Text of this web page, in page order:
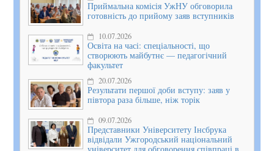
Приймальна комісія УжНУ обговорила
готовність до прийому заяв вступників
10.07.2026
Освіта на часі: спеціальності, що
створюють майбутнє — педагогічний
факультет
20.07.2026
Результати першої доби вступу: заяв у
півтора раза більше, ніж торік
09.07.2026
Представники Університету Інсбрука
відвідали Ужгородський національний